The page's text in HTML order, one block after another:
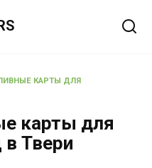
КАРТЫ ДЛЯ
карты для
Твери